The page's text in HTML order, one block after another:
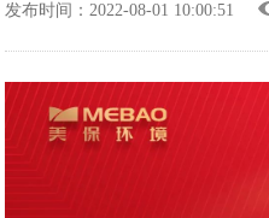
发布时间：2022-08-01 10:00:51